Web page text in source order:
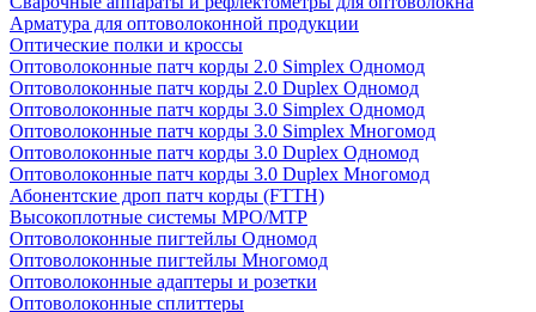
Арматура для оптоволоконной продукции
Оптические полки и кроссы
Оптоволоконные патч корды 2.0 Simplex Одномод
Оптоволоконные патч корды 2.0 Duplex Одномод
Оптоволоконные патч корды 3.0 Simplex Одномод
Оптоволоконные патч корды 3.0 Simplex Многомод
Оптоволоконные патч корды 3.0 Duplex Одномод
Оптоволоконные патч корды 3.0 Duplex Многомод
Абонентские дроп патч корды (FTTH)
Высокоплотные системы MPO/MTP
Оптоволоконные пигтейлы Одномод
Оптоволоконные пигтейлы Многомод
Оптоволоконные адаптеры и розетки
Оптоволоконные сплиттеры